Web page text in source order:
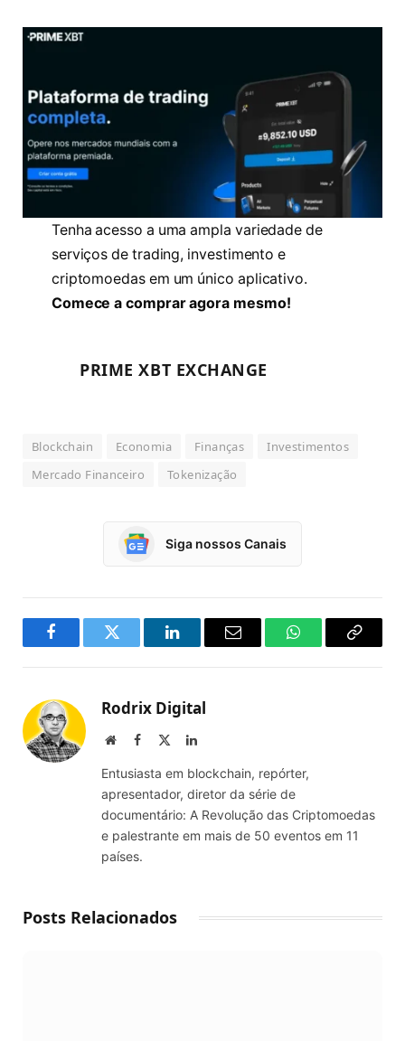
Tenha acesso a uma ampla variedade de
serviços de trading, investimento e
criptomoedas em um único aplicativo.
Comece a comprar agora mesmo!
PRIME XBT EXCHANGE
Blockchain Economia Finanças
Investimentos
Mercado Financeiro
Tokenização
Siga nossos Canais
FacebookTwitter LinkedInEmail WhatsAppCopy
Rodrix Digital
WebsiteFacebook LinkedIn
Entusiasta em blockchain, repórter,
apresentador, diretor da série de
documentário: A Revolução das Criptomoedas
e palestrante em mais de 50 eventos em 11
países.
Posts Relacionados